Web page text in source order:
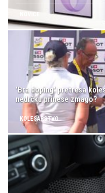
NOVICE
'Bra doping' pretresa
nedrčku prinese zmago?
KOLESARSTVO